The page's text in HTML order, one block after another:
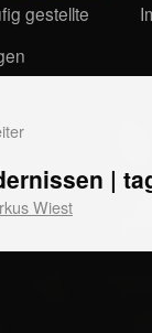
gestellte
|
Wiest